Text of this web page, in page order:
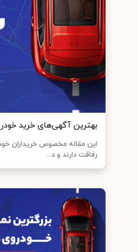
بهترین آگهی‌های خرید
این مقاله مخصوص خریداران
رفاقت دارند و د...